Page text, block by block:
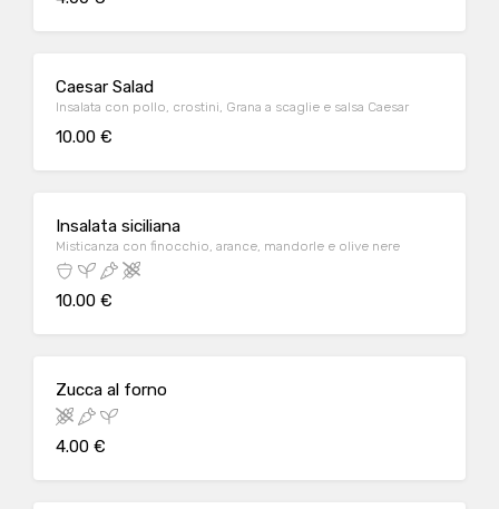
Caesar Salad
Insalata con pollo, crostini, Grana a scaglie e salsa Caesar
10.00 €
Insalata siciliana
Misticanza con finocchio, arance, mandorle e olive nere
10.00 €
Zucca al forno
4.00 €